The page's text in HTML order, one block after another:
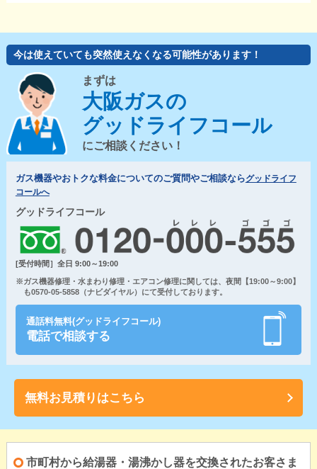
今は使えていても突然使えなくなる可能性があります！
まずは
大阪ガスの
グッドライフコール
にご相談ください！
ガス機器やおトクな料金についてのご質問やご相談ならグッドライフ
コールへ
グッドライフコール
[受付時間］全日 9:00～19:00
※ガス機器修理・水まわり修理・エアコン修理に関しては、夜間【19:00～9:00】
も0570-05-5858（ナビダイヤル）にて受付しております。
通話料無料(グッドライフコール)
電話で相談する
無料お見積りはこちら
市町村から給湯器・湯沸かし器を交換されたお客さま